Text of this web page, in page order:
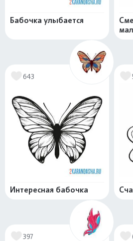
Бабочка улыбается
643
Интересная бабочка
397